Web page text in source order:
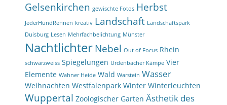
Gelsenkirchen gewischte Fotos Herbst
JederHundRennen kreativ Landschaft Landschaftspark
Duisburg Lesen Mehrfachbelichtung Münster
NachtlichterNebel Out of Focus Rhein
schwarzweiss Spiegelungen Urdenbacher Kämpe Vier
Elemente Wahner Heide Wald Warstein Wasser
Weihnachten Westfalenpark Winter Winterleuchten
Wuppertal Zoologischer Garten Ästhetik des